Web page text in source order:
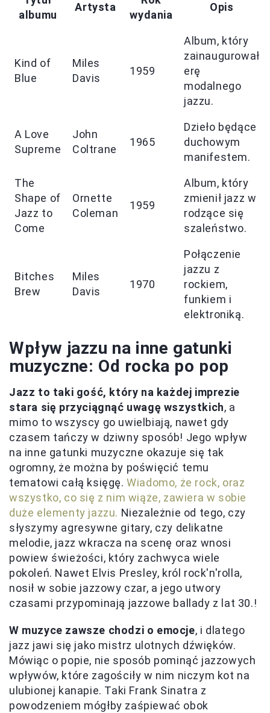
albumu
Artysta
wydania
Opis
Kind of
Blue
Miles
Davis
1959
Album, który
zainaugurował
erę
modalnego
jazzu.
A Love
Supreme
John
Coltrane
1965
Dzieło będące
duchowym
manifestem.
The
Shape of
Jazz to
Come
Ornette
Coleman
1959
Album, który
zmienił jazz w
rodzące się
szaleństwo.
Bitches
Brew
Miles
Davis
1970
Połączenie
jazzu z
rockiem,
funkiem i
elektroniką.
Wpływ jazzu na inne gatunki
muzyczne: Od rocka po pop
Jazz to taki gość, który na każdej imprezie
stara się przyciągnąć uwagę wszystkich, a
mimo to wszyscy go uwielbiają, nawet gdy
czasem tańczy w dziwny sposób! Jego wpływ
na inne gatunki muzyczne okazuje się tak
ogromny, że można by poświęcić temu
tematowi całą księgę.Wiadomo, że rock, oraz
wszystko, co się z nim wiąże, zawiera w sobie
duże elementy jazzu. Niezależnie od tego, czy
słyszymy agresywne gitary, czy delikatne
melodie, jazz wkracza na scenę oraz wnosi
powiew świeżości, który zachwyca wiele
pokoleń. Nawet Elvis Presley, król rock'n'rolla,
nosił w sobie jazzowy czar, a jego utwory
czasami przypominają jazzowe ballady z lat 30.!
W muzyce zawsze chodzi o emocje, i dlatego
jazz jawi się jako mistrz ulotnych dźwięków.
Mówiąc o popie, nie sposób pominąć jazzowych
wpływów, które zagościły w nim niczym kot na
ulubionej kanapie. Taki Frank Sinatra z
powodzeniem mógłby zaśpiewać obok